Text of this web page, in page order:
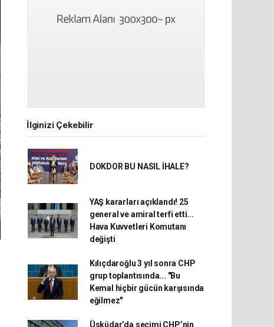
İlginizi Çekebilir
DOKDOR BU NASIL İHALE?
YAŞ kararları açıklandı! 25
general ve amiral terfi etti...
Hava Kuvvetleri Komutanı
değişti
Kılıçdaroğlu 3 yıl sonra CHP
grup toplantısında... "Bu
Kemal hiçbir gücün karşısında
eğilmez"
Üsküdar’da seçimi CHP’nin